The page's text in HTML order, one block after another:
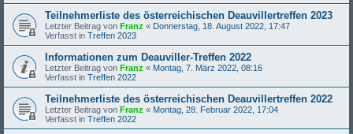
Teilnehmerliste des österreichischen Deauvillertreffen 2023
Letzter Beitrag von Franz « Donnerstag, 18. August 2022, 17:47
Verfasst in Treffen 2023
Informationen zum Deauviller-Treffen 2022
Letzter Beitrag von Franz « Montag, 7. März 2022, 08:16
Verfasst in Treffen 2022
Teilnehmerliste des österreichischen Deauvillertreffen 2022
Letzter Beitrag von Franz « Montag, 28. Februar 2022, 17:04
Verfasst in Treffen 2022